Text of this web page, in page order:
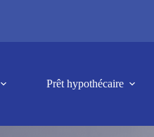
Prêt hypothécaire